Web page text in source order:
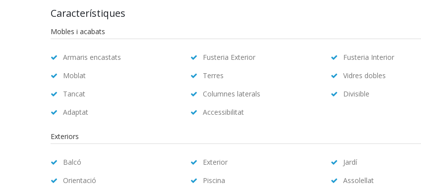
Característiques
Mobles i acabats
Armaris encastats Fusteria Exterior
Fusteria Interior
Moblat
Terres
Vidres dobles
Tancat
Columnes laterals
Divisible
Adaptat
Accessibilitat
Exteriors
Balcó Exterior
Jardí
Orientació
Piscina
Assolellat